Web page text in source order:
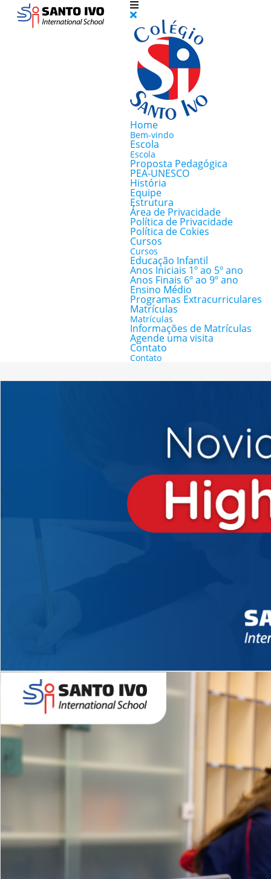
Home
Bem-vindo
Escola
Escola
Proposta Pedagógica
PEA-UNESCO
História
Equipe
Estrutura
Área de Privacidade
Política de Privacidade
Política de Cokies
Cursos
Cursos
Educação Infantil
Anos Iniciais 1º ao 5º ano
Anos Finais 6º ao 9º ano
Ensino Médio
Programas Extracurriculares
Matrículas
Matrículas
Informações de Matrículas
Agende uma visita
Contato
Contato
Novidades 2026 High School
EDUCAÇÃO INFANTIL
Inglês todos os dias
MÉDIO
igh School